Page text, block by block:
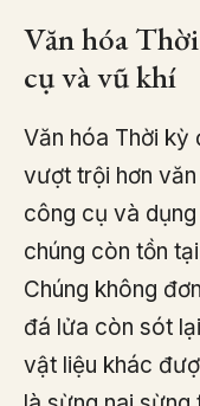
Văn hóa
cụ và vũ khí
Văn hóa Thời kỳ
vượt trội hơn
công cụ và
chúng còn tồn
Chúng không
đá lửa còn sót
vật liệu khác